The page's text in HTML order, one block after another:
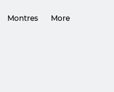
Montres More